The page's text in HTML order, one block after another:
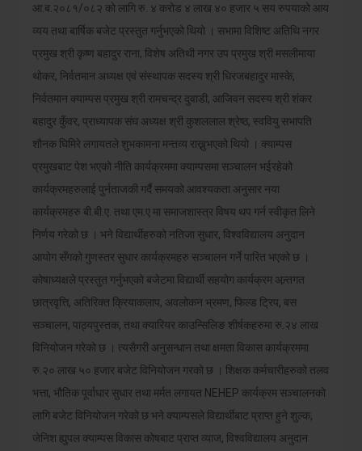
आ.ब.२०८१/०८२ को लागि रु. ४ करोड ४ लाख ४० हजार ५ सय रुपयाको आय
व्यय तथा बार्षिक बजेट प्रस्तुत गर्नुभएको थियो । सभामा विशिष्ट अतिथि नगर
प्रमुख श्री कृष्ण बहादुर राना, विशेष अतिथी नगर उप प्रमुख श्री मसलीमाया
थोकर, निर्वतमान अध्यक्ष एवं संस्थापक सदस्य श्री धिरजबहादुर मास्के,
निर्वतमान क्याम्पस प्रमुख श्री रामचन्द्र दुवाडी, आजिवन सदस्य श्री शंकर
बहादुर कुँवर, प्राध्यापक संघ अध्यक्ष श्री कुशललाल श्रेष्ठ, स्ववियु सभापति
शौनक घिमिरे लगायतले शुभकामना मन्तव्य राख्नुभएको थियो । क्याम्पस
प्रमुखबाट पेश भएको नीति कार्यक्रममा क्याम्पसमा सञ्चालन भईरहेको
कार्यक्रमहरुलाई पुर्नताजकी गर्दै समयको आवश्यकता अनुसार नया
कार्यक्रमहरु बी.बी.ए. तथा एम.ए मा समाजशास्त्र विषय थप गर्न स्वीकृत लिने
निर्णय गरेको छ । भने विद्यार्थीहरुको नतिजा सुधार, विश्वविद्यालय अनुदान
आयोग सँगको गुणस्तर सुधार कार्यक्रमहरु सञ्चालन गर्ने पारित भएको छ ।
कोषाध्यक्षले प्रस्तुत गर्नुभएको बजेटमा विद्यार्थी सहयोग कार्यक्रम अन्र्तगत
छात्रवृत्ति, अतिरिक्त क्रियाकलाप, अवलोकन भ्रमण, फिल्ड ट्रिप, बस
सञ्चालन, पाठ्यपुस्तक, तथा क्यारियर काउन्सिलिङ शीर्षकहरुमा रु.२४ लाख
विनियोजन गरेको छ । त्यसैगरी अनुसन्धान तथा क्षमता विकास कार्यक्रममा
रु.२० लाख ५० हजार बजेट विनियोजन गरको छ । शिक्षक कर्मचारीहरुको तलव
भत्ता, भौतिक पूर्वाधार सुधार तथा मर्मत लगायत NEHEP कार्यक्रम सञ्चालनको
लागि बजेट विनियोजन गरेको छ भने क्याम्पसले विद्यार्थीबाट प्राप्त हुने शुल्क,
जेनिश ह्युपल क्याम्पस विकास कोषबाट प्राप्त व्याज, विश्वविद्यालय अनुदान